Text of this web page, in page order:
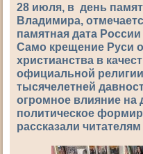
28 июля, в день
Владимира,
памятная дата
Само крещение Руси
христианства в
официальной
тысячелетней
огромное влияние на
политическое
рассказали